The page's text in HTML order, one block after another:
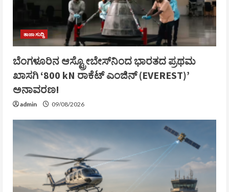
ತಾಜಾ ಸುದ್ದಿ
ಬೆಂಗಳೂರಿನ ಆಸ್ಟ್ರೋಬೇಸ್‌ನಿಂದ ಭಾರತದ ಪ್ರಥಮ
ಖಾಸಗಿ ‘800 kN ರಾಕೆಟ್ ಎಂಜಿನ್ (EVEREST)’
ಅನಾವರಣ!
admin 09/08/2026